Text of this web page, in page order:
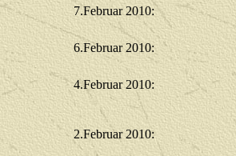
7.Februar 2010:
6.Februar 2010:
4.Februar 2010:
2.Februar 2010: